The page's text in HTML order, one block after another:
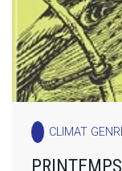
CLIMAT